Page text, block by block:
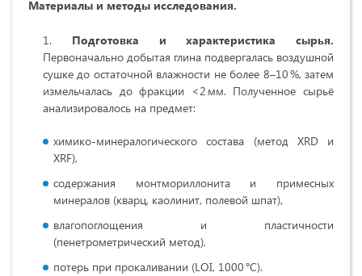
Материалы и методы исследования.
Подготовка и характеристика сырья.
Первоначально добытая глина подвергалась воздушной
сушке до остаточной влажности не более 8–10 %, затем
измельчалась до фракции <2 мм. Полученное сырьё
анализировалось на предмет:
химико-минералогического состава (метод XRD и
XRF),
содержания монтмориллонита и примесных
минералов (кварц, каолинит, полевой шпат),
влагопоглощения и пластичности
(пенетрометрический метод),
потерь при прокаливании (LOI, 1000 °C).